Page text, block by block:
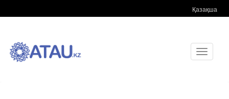
Қазақша
Toggle